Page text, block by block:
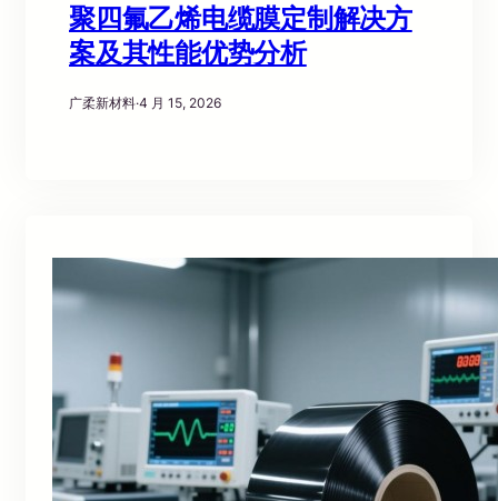
聚四氟乙烯电缆膜定制解决方
案及其性能优势分析
广柔新材料·4 月 15, 2026